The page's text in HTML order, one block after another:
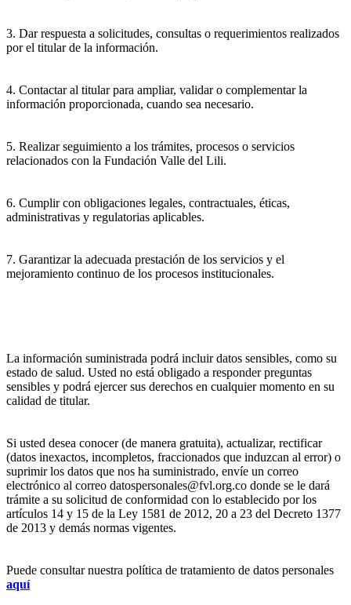
3. Dar respuesta a solicitudes, consultas o requerimientos realizados
por el titular de la información.
4. Contactar al titular para ampliar, validar o complementar la
información proporcionada, cuando sea necesario.
5. Realizar seguimiento a los trámites, procesos o servicios
relacionados con la Fundación Valle del Lili.
6. Cumplir con obligaciones legales, contractuales, éticas,
administrativas y regulatorias aplicables.
7. Garantizar la adecuada prestación de los servicios y el
mejoramiento continuo de los procesos institucionales.
La información suministrada podrá incluir datos sensibles, como su
estado de salud. Usted no está obligado a responder preguntas
sensibles y podrá ejercer sus derechos en cualquier momento en su
calidad de titular.
Si usted desea conocer (de manera gratuita), actualizar, rectificar
(datos inexactos, incompletos, fraccionados que induzcan al error) o
suprimir los datos que nos ha suministrado, envíe un correo
electrónico al correo datospersonales@fvl.org.co donde se le dará
trámite a su solicitud de conformidad con lo establecido por los
artículos 14 y 15 de la Ley 1581 de 2012, 20 a 23 del Decreto 1377
de 2013 y demás normas vigentes.
Puede consultar nuestra política de tratamiento de datos personales
aquí